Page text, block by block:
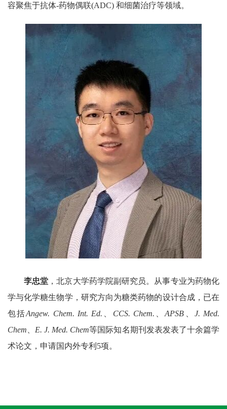
容聚焦于抗体-药物偶联(ADC) 和细菌治疗等领域。
李忠堂 ，北京大学药学院副研究员。从事专业为药物化
学与化学糖生物学，研究方向为糖类药物的设计合成，已在
包括Angew. Chem. Int. Ed. CCS. Chem. 、APSB
J. Med.
Chem
E. J. Med. Chem等国际知名期刊发表发表了十余篇学
术论文，申请国内外专利 5项。